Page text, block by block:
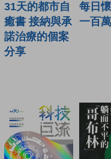
31天的都市自
癒書 接納與承
諾治療的個案
分享
每日
一百